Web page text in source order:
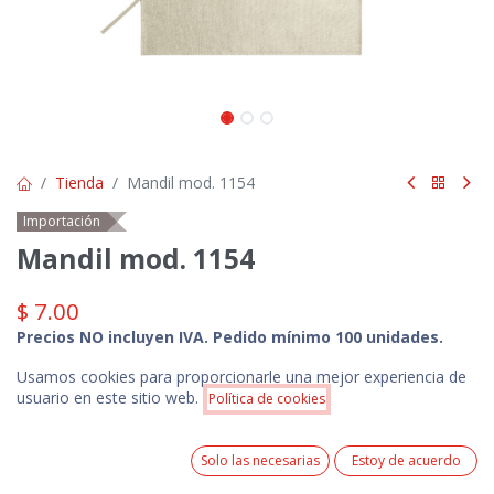
Precio:
7.00 Añadir a la cesta
0
Wishlist Cuenta
Tienda Mandil mod. 1154
Importación
Mandil mod. 1154
$ 7.00
Precios NO incluyen IVA. Pedido mínimo 100 unidades.
color ó 1 logotipo bordado de acuerdo a las
especificaciones técnicas del producto.
Usamos cookies para proporcionarle una mejor experiencia de
usuario en este sitio web.
Política de cookies
Solo las necesarias Estoy de acuerdo